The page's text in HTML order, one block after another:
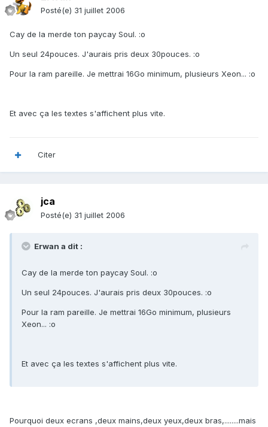
Posté(e) 31 juillet 2006
Cay de la merde ton paycay Soul. :o
Un seul 24pouces. J'aurais pris deux 30pouces. :o
Pour la ram pareille. Je mettrai 16Go minimum, plusieurs Xeon... :o
Et avec ça les textes s'affichent plus vite.
Citer
jca
Posté(e) 31 juillet 2006
Erwan a dit :
Cay de la merde ton paycay Soul. :o
Un seul 24pouces. J'aurais pris deux 30pouces. :o
Pour la ram pareille. Je mettrai 16Go minimum, plusieurs
Xeon... :o
Et avec ça les textes s'affichent plus vite.
Pourquoi deux ecrans ,deux mains,deux yeux,deux bras,........mais